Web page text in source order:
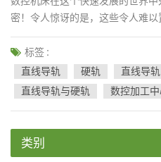
密！令人惊讶的是，这些令人难
沿，而且还彻底改变了行业。无
子，甚至医疗行业工作，数控机床
伦比的精度生产高质量的复杂机
板、复杂的原型以...
标签 :
直线导轨
硬轨 直线导轨
直线导轨与硬轨
数控加工
类别